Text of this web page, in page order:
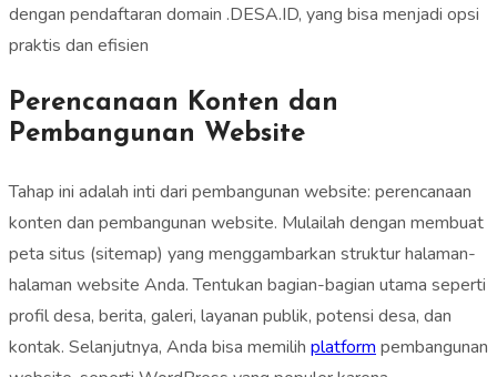
dengan pendaftaran domain .DESA.ID, yang bisa menjadi opsi
praktis dan efisien
Perencanaan Konten dan
Pembangunan Website
Tahap ini adalah inti dari pembangunan website: perencanaan
konten dan pembangunan website. Mulailah dengan membuat
peta situs (sitemap) yang menggambarkan struktur halaman-
halaman website Anda. Tentukan bagian-bagian utama seperti
profil desa, berita, galeri, layanan publik, potensi desa, dan
kontak. Selanjutnya, Anda bisa memilih platform pembangunan